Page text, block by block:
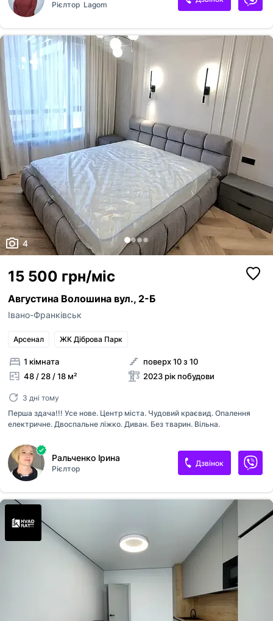
спальня, санвузол та лоджія. Квартира з сучасним ремонтом,
повністю укомплектована меблями та технікою. У наявності:
вбудована кухня з обідньою зоною, двоспальне ліжко, шафа-
гардероб, робоче місце, холодильник, пральна машина, духова шафа,
варильна поверхня, телевізор, витяжка, електрочайник. Встановлена
резервна система живлення...
Рієлтор Lagom
4
15 500 грн/міс
Августина Волошина вул., 2-Б
Івано-Франківськ
Арсенал ЖК Діброва Парк
1 кімната
48 / 28 / 18 м²
поверх 10 з 10
2023 рік побудови
3 дні тому
Перша здача!!! Усе нове. Центр міста. Чудовий краєвид. Опалення
електричне. Двоспальне ліжко. Диван. Без тварин. Вільна.
Ральченко Ірина
Рієлтор
Дзвінок